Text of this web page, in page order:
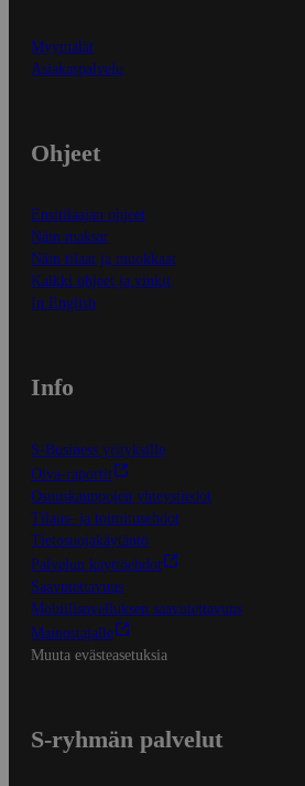
Myymälät
Asiakaspalvelu
Ohjeet
Ensitilaajan ohjeet
Näin maksat
Näin tilaat ja muokkaat
Kaikki ohjeet ja vinkit
In English
Info
S-Business yrityksille
Oiva-raportit
Osuuskauppojen yhteystiedot
Tilaus- ja toimitusehdot
Tietosuojakäytäntö
Palvelun käyttöehdot
Saavutettavuus
Mobiilisovelluksen saavutettavuus
Mainostajalle
Muuta evästeasetuksia
S-ryhmän palvelut